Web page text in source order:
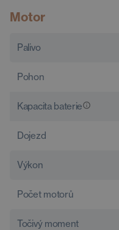
Motor
Palivo
Pohon
Kapacita baterie
Dojezd
Výkon
Počet motorů
Točivý moment